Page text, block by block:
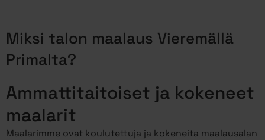
Miksi talon maalaus Vieremällä
Primalta?
Ammattitaitoiset ja kokeneet
maalarit
Maalarimme ovat koulutettuja ja kokeneita maalausalan